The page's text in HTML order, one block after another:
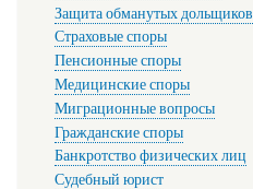
Защита обманутых дольщиков
Страховые споры
Пенсионные споры
Медицинские споры
Миграционные вопросы
Гражданские споры
Банкротство физических лиц
Судебный юрист